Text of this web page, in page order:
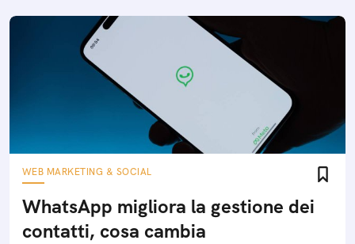
WEB MARKETING & SOCIAL
WhatsApp migliora la gestione dei
contatti, cosa cambia